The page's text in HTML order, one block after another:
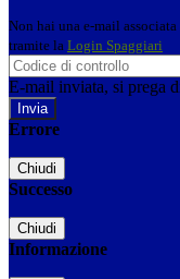
Non hai una e-mail
tramite la Login Spaggiari
E-mail inviata, si prega
Errore
Chiudi
Successo
Chiudi
Informazione